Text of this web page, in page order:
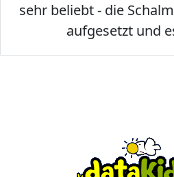
sehr beliebt - die
aufgesetzt und